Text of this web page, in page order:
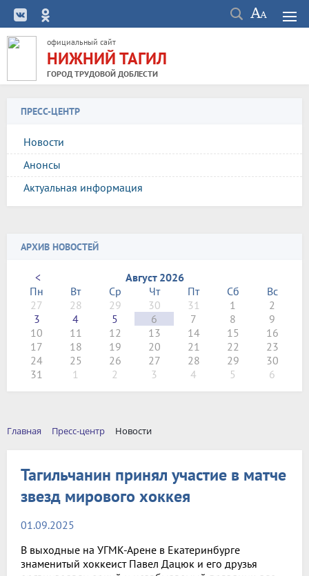
официальный сайт
НИЖНИЙ ТАГИЛ
ГОРОД ТРУДОВОЙ ДОБЛЕСТИ
ПРЕСС-ЦЕНТР
Новости
Анонсы
Актуальная информация
АРХИВ НОВОСТЕЙ
<
Август 2026
Пн
Вт Ср Чт Пт Сб
Вс
27
28 29 30 31 1
2
3
4 5 6 7 8
9
10
11 12 13 14 15
16
17
18 19 20 21 22
23
24
25 26 27 28 29
30
31
1 2 3 4 5 6
Главная Пресс-центр Новости
Тагильчанин принял участие в матче
звезд мирового хоккея
01.09.2025
В выходные на УГМК-Арене в Екатеринбурге
знаменитый хоккеист Павел Дацюк и его друзья